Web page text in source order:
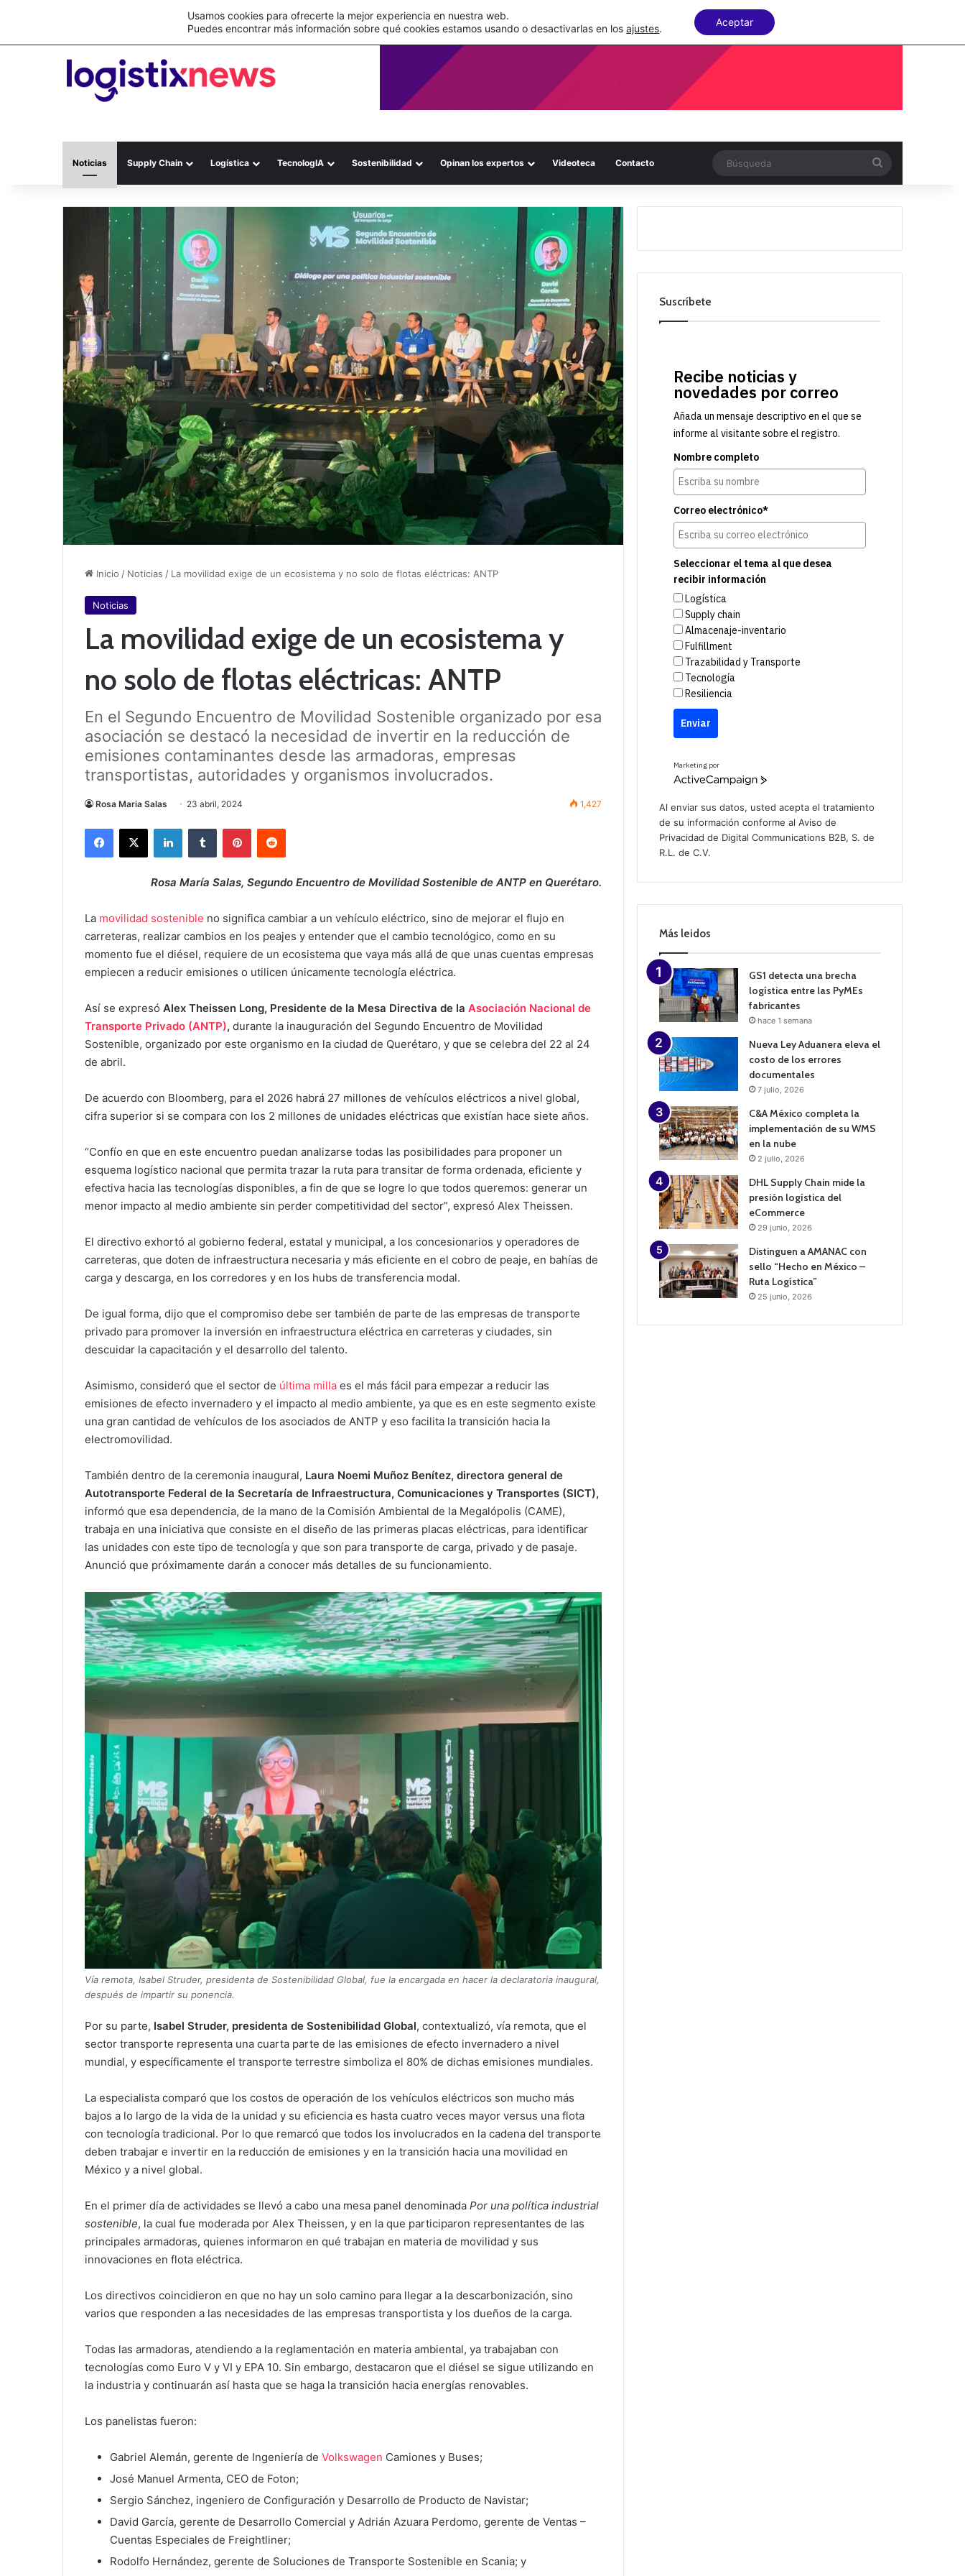
C&A México completa la implementación de su WMS en la nube
Noticias Supply Chain Logística TecnologIA Sostenibilidad Opinan los expertos Videoteca Contacto
Inicio / Noticias / La movilidad exige de un ecosistema y no solo de flotas eléctricas: ANTP
Noticias
La movilidad exige de un ecosistema y
no solo de flotas eléctricas: ANTP
En el Segundo Encuentro de Movilidad Sostenible organizado por esa
asociación se destacó la necesidad de invertir en la reducción de
emisiones contaminantes desde las armadoras, empresas
transportistas, autoridades y organismos involucrados.
Rosa Maria Salas 23 abril, 2024 1,427
Rosa María Salas, Segundo Encuentro de Movilidad Sostenible de ANTP en Querétaro.
La movilidad sostenible no significa cambiar a un vehículo eléctrico, sino de mejorar el flujo en
carreteras, realizar cambios en los peajes y entender que el cambio tecnológico, como en su
momento fue el diésel, requiere de un ecosistema que vaya más allá de que unas cuentas empresas
empiecen a reducir emisiones o utilicen únicamente tecnología eléctrica.
Así se expresó Alex Theissen Long, Presidente de la Mesa Directiva de la Asociación Nacional de
Transporte Privado (ANTP), durante la inauguración del Segundo Encuentro de Movilidad
Sostenible, organizado por este organismo en la ciudad de Querétaro, y que se celebra del 22 al 24
de abril.
De acuerdo con Bloomberg, para el 2026 habrá 27 millones de vehículos eléctricos a nivel global,
cifra superior si se compara con los 2 millones de unidades eléctricas que existían hace siete años.
“Confío en que en este encuentro puedan analizarse todas las posibilidades para proponer un
esquema logístico nacional que permita trazar la ruta para transitar de forma ordenada, eficiente y
efectiva hacia las tecnologías disponibles, a fin de que se logre lo que todos queremos: generar un
menor impacto al medio ambiente sin perder competitividad del sector”, expresó Alex Theissen.
El directivo exhortó al gobierno federal, estatal y municipal, a los concesionarios y operadores de
carreteras, que doten de infraestructura necesaria y más eficiente en el cobro de peaje, en bahías de
carga y descarga, en los corredores y en los hubs de transferencia modal.
De igual forma, dijo que el compromiso debe ser también de parte de las empresas de transporte
privado para promover la inversión en infraestructura eléctrica en carreteras y ciudades, sin
descuidar la capacitación y el desarrollo del talento.
Asimismo, consideró que el sector de última milla es el más fácil para empezar a reducir las
emisiones de efecto invernadero y el impacto al medio ambiente, ya que es en este segmento existe
una gran cantidad de vehículos de los asociados de ANTP y eso facilita la transición hacia la
electromovilidad.
También dentro de la ceremonia inaugural, Laura Noemi Muñoz Benítez, directora general de
Autotransporte Federal de la Secretaría de Infraestructura, Comunicaciones y Transportes (SICT),
informó que esa dependencia, de la mano de la Comisión Ambiental de la Megalópolis (CAME),
trabaja en una iniciativa que consiste en el diseño de las primeras placas eléctricas, para identificar
las unidades con este tipo de tecnología y que son para transporte de carga, privado y de pasaje.
Anunció que próximamente darán a conocer más detalles de su funcionamiento.
Vía remota, Isabel Struder, presidenta de Sostenibilidad Global, fue la encargada en hacer la declaratoria inaugural,
después de impartir su ponencia.
Por su parte, Isabel Struder, presidenta de Sostenibilidad Global, contextualizó, vía remota, que el
sector transporte representa una cuarta parte de las emisiones de efecto invernadero a nivel
mundial, y específicamente el transporte terrestre simboliza el 80% de dichas emisiones mundiales.
La especialista comparó que los costos de operación de los vehículos eléctricos son mucho más
bajos a lo largo de la vida de la unidad y su eficiencia es hasta cuatro veces mayor versus una flota
con tecnología tradicional. Por lo que remarcó que todos los involucrados en la cadena del transporte
deben trabajar e invertir en la reducción de emisiones y en la transición hacia una movilidad en
México y a nivel global.
En el primer día de actividades se llevó a cabo una mesa panel denominada Por una política industrial
sostenible, la cual fue moderada por Alex Theissen, y en la que participaron representantes de las
principales armadoras, quienes informaron en qué trabajan en materia de movilidad y sus
innovaciones en flota eléctrica.
Los directivos coincidieron en que no hay un solo camino para llegar a la descarbonización, sino
varios que responden a las necesidades de las empresas transportista y los dueños de la carga.
Todas las armadoras, atendiendo a la reglamentación en materia ambiental, ya trabajaban con
tecnologías como Euro V y VI y EPA 10. Sin embargo, destacaron que el diésel se sigue utilizando en
la industria y continuarán así hasta que se haga la transición hacia energías renovables.
Los panelistas fueron:
Gabriel Alemán, gerente de Ingeniería de Volkswagen Camiones y Buses;
José Manuel Armenta, CEO de Foton;
Sergio Sánchez, ingeniero de Configuración y Desarrollo de Producto de Navistar;
David García, gerente de Desarrollo Comercial y Adrián Azuara Perdomo, gerente de Ventas –
Cuentas Especiales de Freightliner;
Rodolfo Hernández, gerente de Soluciones de Transporte Sostenible en Scania; y
Suscríbete
Recibe noticias y
novedades por correo
Añada un mensaje descriptivo en el que se
informe al visitante sobre el registro.
Nombre completo
Correo electrónico*
Seleccionar el tema al que desea
recibir información
Logística
Supply chain
Almacenaje-inventario
Fulfillment
Trazabilidad y Transporte
Tecnología
Resiliencia
Enviar
Marketing por
A
v
e
p
i
n
Al enviar sus datos, usted acepta el tratamiento
de su información conforme alAviso de
Privacidad de Digital Communications B2B, S. de
R.L. de C.V.
Más leidos
GS1 detecta una brecha
logística entre las PyMEs
fabricantes
hace 1 semana
Nueva Ley Aduanera eleva el
costo de los errores
documentales
7 julio, 2026
C&A México completa la
implementación de su WMS
en la nube
2 julio, 2026
DHL Supply Chain mide la
presión logística del
eCommerce
29 junio, 2026
Distinguen a AMANAC con
sello “Hecho en México –
Ruta Logística”
25 junio, 2026
Usamos cookies para ofrecerte la mejor experiencia en nuestra web.
Puedes encontrar más información sobre qué cookies estamos usando o desactivarlas en losajustes.
Aceptar